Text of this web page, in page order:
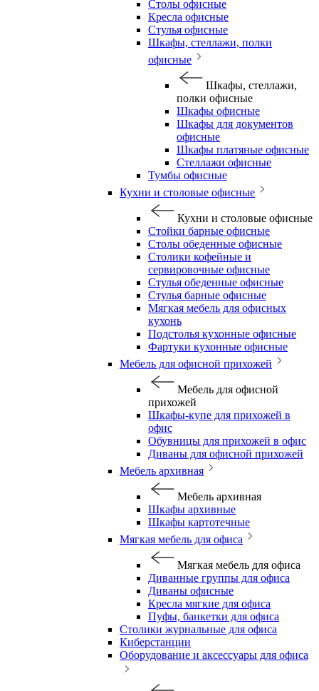
Столы офисные
Кресла офисные
Стулья офисные
Шкафы, стеллажи, полки
офисные
Шкафы, стеллажи,
полки офисные
Шкафы офисные
Шкафы для документов
офисные
Шкафы платяные офисные
Стеллажи офисные
Тумбы офисные
Кухни и столовые офисные
Кухни и столовые офисные
Стойки барные офисные
Столы обеденные офисные
Столики кофейные и
сервировочные офисные
Стулья обеденные офисные
Стулья барные офисные
Мягкая мебель для офисных
кухонь
Подстолья кухонные офисные
Фартуки кухонные офисные
Мебель для офисной прихожей
Мебель для офисной
прихожей
Шкафы-купе для прихожей в
офис
Обувницы для прихожей в офис
Диваны для офисной прихожей
Мебель архивная
Мебель архивная
Шкафы архивные
Шкафы картотечные
Мягкая мебель для офиса
Мягкая мебель для офиса
Диванные группы для офиса
Диваны офисные
Кресла мягкие для офиса
Пуфы, банкетки для офиса
Столики журнальные для офиса
Киберстанции
Оборудование и аксессуары для офиса